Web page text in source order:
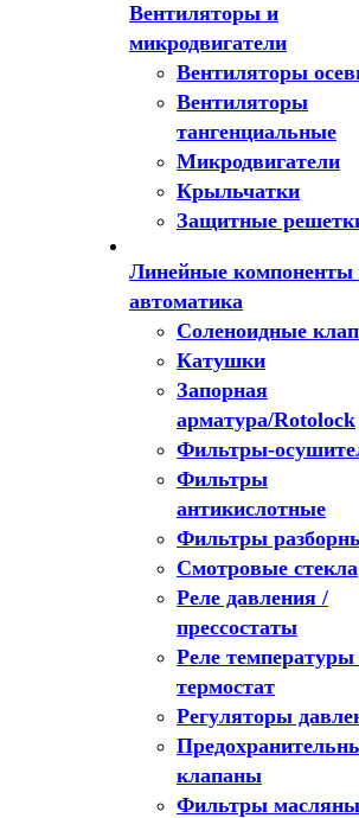
Вентиляторы и
микродвигатели
Вентиляторы
Вентиляторы
тангенциальные
Микродвигатели
Крыльчатки
Защитные
Линейные компоненты
автоматика
Соленоидные
Катушки
Запорная
арматура/Rotolock
Фильтры-
Фильтры
антикислотные
Фильтры
Смотровые стекла
Реле давления /
прессостаты
Реле температуры
термостат
Регуляторы
клапаны
Фильтры